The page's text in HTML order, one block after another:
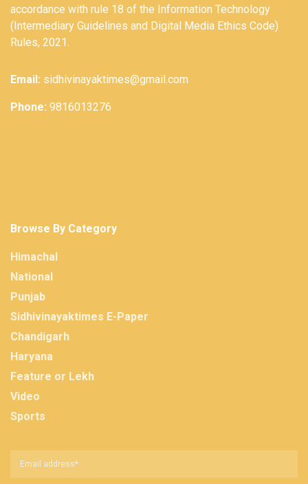
accordance with rule 18 of the Information Technology
(Intermediary Guidelines and Digital Media Ethics Code)
Rules, 2021.
Email: sidhivinayaktimes@gmail.com
Phone: 9816013276
Browse By Category
Himachal
National
Punjab
Sidhivinayaktimes E-Paper
Chandigarh
Haryana
Feature or Lekh
Video
Sports